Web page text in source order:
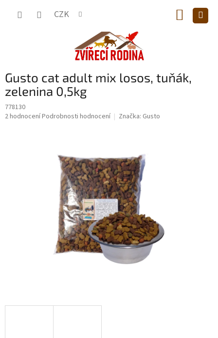
CZK
KOŠÍK
Gusto cat adult mix losos, tuňák,
zelenina 0,5kg
778130
Průměrné
2 hodnoceníPodrobnosti hodnocení Značka: Gusto